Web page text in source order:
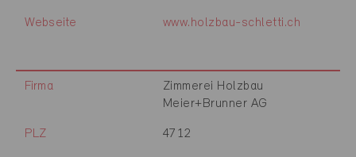
Webseite www.holzbau-schletti.ch
Firma
Zimmerei Holzbau
Meier+Brunner AG
PLZ 4712